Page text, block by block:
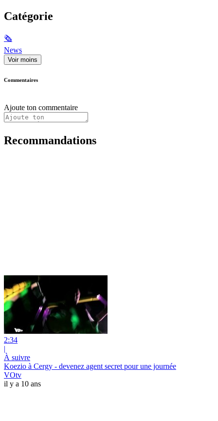
Catégorie
🗞
News
Voir moins
Commentaires
Ajoute ton commentaire
Recommandations
2:34
|
À suivre
Koezio à Cergy - devenez agent secret pour une journée
VOtv
il y a 10 ans